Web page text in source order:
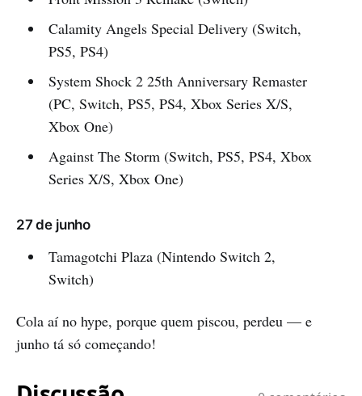
Calamity Angels Special Delivery (Switch,
PS5, PS4)
System Shock 2 25th Anniversary Remaster
(PC, Switch, PS5, PS4, Xbox Series X/S,
Xbox One)
Against The Storm (Switch, PS5, PS4, Xbox
Series X/S, Xbox One)
27 de junho
Tamagotchi Plaza (Nintendo Switch 2,
Switch)
Cola aí no hype, porque quem piscou, perdeu — e
junho tá só começando!